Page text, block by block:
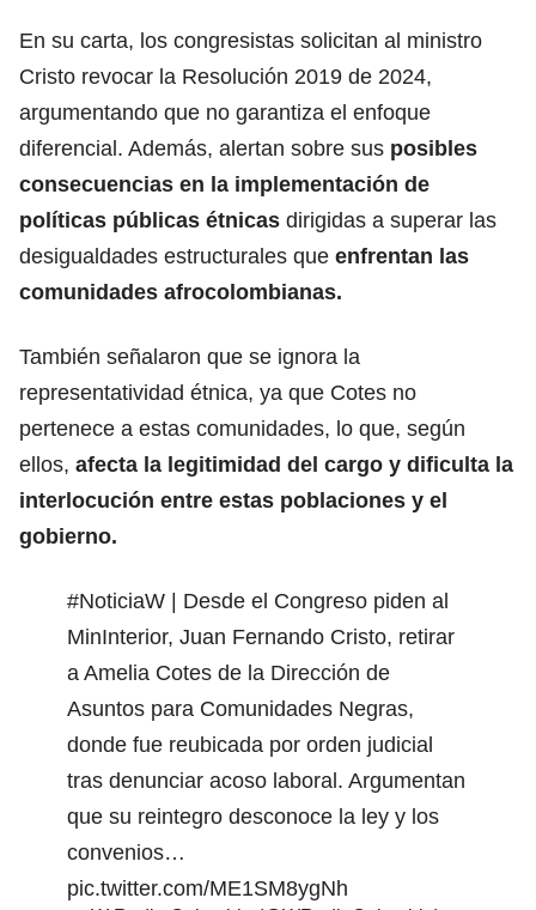
En su carta, los congresistas solicitan al ministro
Cristo revocar la Resolución 2019 de 2024,
argumentando que no garantiza el enfoque
diferencial. Además, alertan sobre sus posibles
consecuencias en la implementación de
políticas públicas étnicas dirigidas a superar las
desigualdades estructurales que enfrentan las
comunidades afrocolombianas.
También señalaron que se ignora la
representatividad étnica, ya que Cotes no
pertenece a estas comunidades, lo que, según
ellos, afecta la legitimidad del cargo y dificulta la
interlocución entre estas poblaciones y el
gobierno.
#NoticiaW | Desde el Congreso piden al
MinInterior, Juan Fernando Cristo, retirar
a Amelia Cotes de la Dirección de
Asuntos para Comunidades Negras,
donde fue reubicada por orden judicial
tras denunciar acoso laboral. Argumentan
que su reintegro desconoce la ley y los
convenios…
pic.twitter.com/ME1SM8ygNh